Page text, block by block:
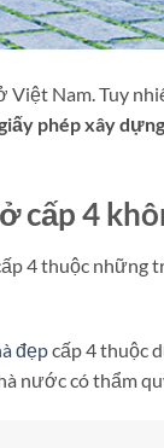
Việt Nam. Tuy
phép xây
cấp 4
4 thuộc
đẹpcấp 4 thuộc
nước có thẩm